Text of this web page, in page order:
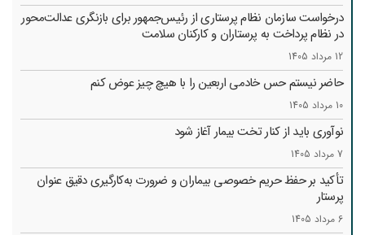
درخواست سازمان نظام پرستاری از رئیس‌جمهور برای بازنگری عدالت‌محور
در نظام پرداخت به پرستاران و کارکنان سلامت
12 مرداد 1405
حاضر نیستم حس خادمی اربعین را با هیچ چیز عوض کنم
10 مرداد 1405
نوآوری باید از کنار تخت بیمار آغاز شود
7 مرداد 1405
تأکید بر حفظ حریم خصوصی بیماران و ضرورت به‌کارگیری دقیق عنوان
پرستار
6 مرداد 1405